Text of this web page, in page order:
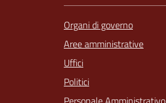
Organi di governo
Aree amministrative
Uffici
Politici